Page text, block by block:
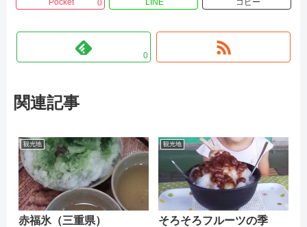
0
0
関連記事
観光地
赤福氷（三重県）
観光地
そろそろフルーツの季